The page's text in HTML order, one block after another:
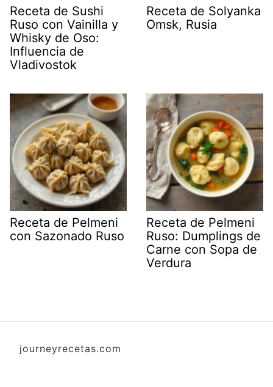
Receta de Sushi
Ruso con Vainilla y
Whisky de Oso:
Influencia de
Vladivostok
Receta de Solyanka
Omsk, Rusia
Receta de Pelmeni
con Sazonado Ruso
Receta de Pelmeni
Ruso: Dumplings de
Carne con Sopa de
Verdura
journeyrecetas.com